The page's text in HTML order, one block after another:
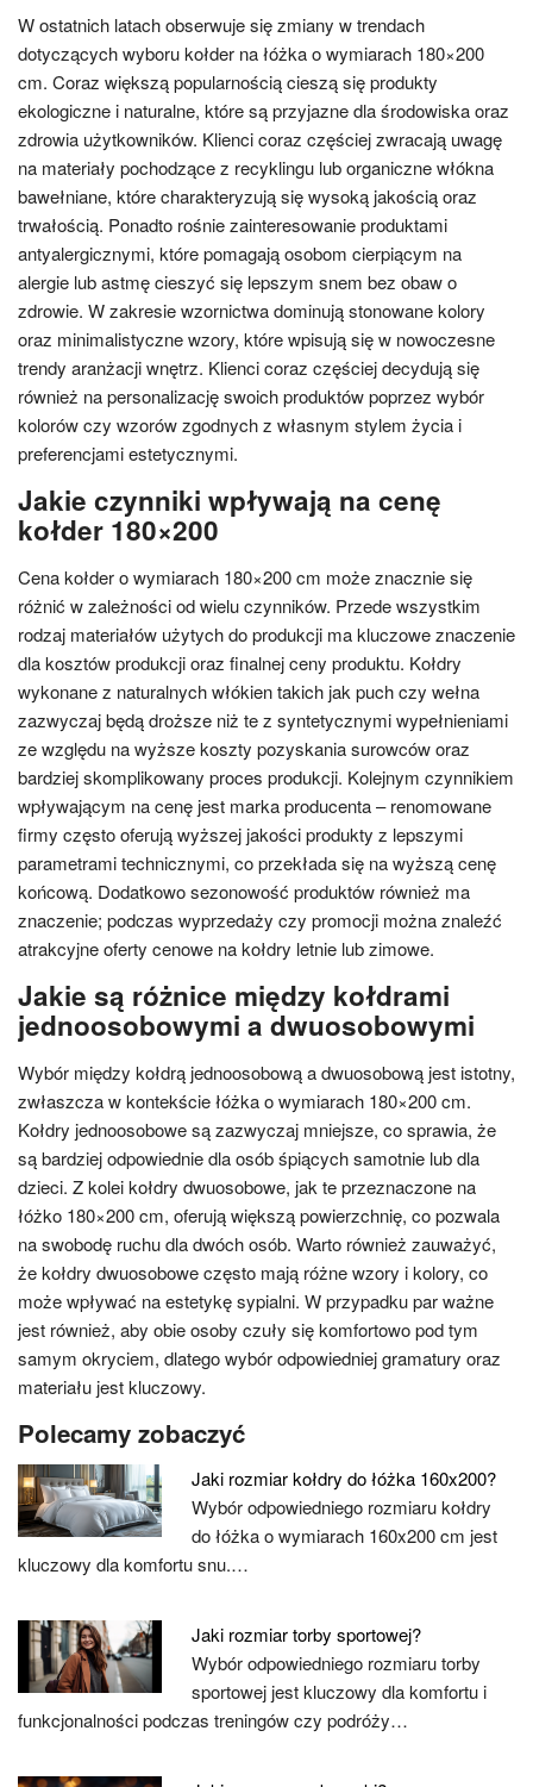
W ostatnich latach obserwuje się zmiany w trendach
dotyczących wyboru kołder na łóżka o wymiarach 180×200
cm. Coraz większą popularnością cieszą się produkty
ekologiczne i naturalne, które są przyjazne dla środowiska oraz
zdrowia użytkowników. Klienci coraz częściej zwracają uwagę
na materiały pochodzące z recyklingu lub organiczne włókna
bawełniane, które charakteryzują się wysoką jakością oraz
trwałością. Ponadto rośnie zainteresowanie produktami
antyalergicznymi, które pomagają osobom cierpiącym na
alergie lub astmę cieszyć się lepszym snem bez obaw o
zdrowie. W zakresie wzornictwa dominują stonowane kolory
oraz minimalistyczne wzory, które wpisują się w nowoczesne
trendy aranżacji wnętrz. Klienci coraz częściej decydują się
również na personalizację swoich produktów poprzez wybór
kolorów czy wzorów zgodnych z własnym stylem życia i
preferencjami estetycznymi.
Jakie czynniki wpływają na cenę
kołder 180×200
Cena kołder o wymiarach 180×200 cm może znacznie się
różnić w zależności od wielu czynników. Przede wszystkim
rodzaj materiałów użytych do produkcji ma kluczowe znaczenie
dla kosztów produkcji oraz finalnej ceny produktu. Kołdry
wykonane z naturalnych włókien takich jak puch czy wełna
zazwyczaj będą droższe niż te z syntetycznymi wypełnieniami
ze względu na wyższe koszty pozyskania surowców oraz
bardziej skomplikowany proces produkcji. Kolejnym czynnikiem
wpływającym na cenę jest marka producenta – renomowane
firmy często oferują wyższej jakości produkty z lepszymi
parametrami technicznymi, co przekłada się na wyższą cenę
końcową. Dodatkowo sezonowość produktów również ma
znaczenie; podczas wyprzedaży czy promocji można znaleźć
atrakcyjne oferty cenowe na kołdry letnie lub zimowe.
Jakie są różnice między kołdrami
jednoosobowymi a dwuosobowymi
Wybór między kołdrą jednoosobową a dwuosobową jest istotny,
zwłaszcza w kontekście łóżka o wymiarach 180×200 cm.
Kołdry jednoosobowe są zazwyczaj mniejsze, co sprawia, że
są bardziej odpowiednie dla osób śpiących samotnie lub dla
dzieci. Z kolei kołdry dwuosobowe, jak te przeznaczone na
łóżko 180×200 cm, oferują większą powierzchnię, co pozwala
na swobodę ruchu dla dwóch osób. Warto również zauważyć,
że kołdry dwuosobowe często mają różne wzory i kolory, co
może wpływać na estetykę sypialni. W przypadku par ważne
jest również, aby obie osoby czuły się komfortowo pod tym
samym okryciem, dlatego wybór odpowiedniej gramatury oraz
materiału jest kluczowy.
Polecamy zobaczyć
Jaki rozmiar kołdry do łóżka 160x200?
Wybór odpowiedniego rozmiaru kołdry
do łóżka o wymiarach 160x200 cm jest
kluczowy dla komfortu snu.…
Jaki rozmiar torby sportowej?
Wybór odpowiedniego rozmiaru torby
sportowej jest kluczowy dla komfortu i
funkcjonalności podczas treningów czy podróży…